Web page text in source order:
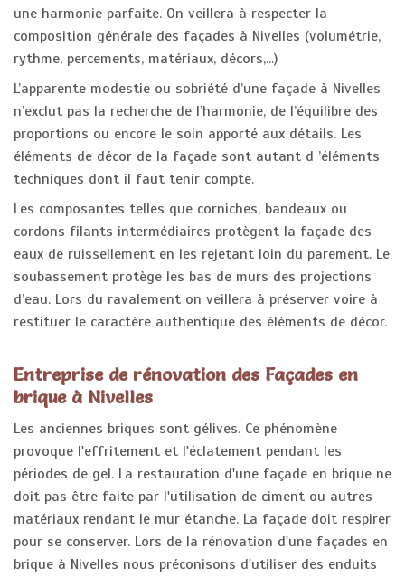
une harmonie parfaite. On veillera à respecter la
composition générale des façades à Nivelles (volumétrie,
rythme, percements, matériaux, décors,...)
L’apparente modestie ou sobriété d’une façade à Nivelles
n’exclut pas la recherche de l’harmonie, de l’équilibre des
proportions ou encore le soin apporté aux détails. Les
éléments de décor de la façade sont autant d ’éléments
techniques dont il faut tenir compte.
Les composantes telles que corniches, bandeaux ou
cordons filants intermédiaires protègent la façade des
eaux de ruissellement en les rejetant loin du parement. Le
soubassement protège les bas de murs des projections
d’eau. Lors du ravalement on veillera à préserver voire à
restituer le caractère authentique des éléments de décor.
Entreprise de rénovation des Façades en
brique à Nivelles
Les anciennes briques sont gélives. Ce phénomène
provoque l'effritement et l'éclatement pendant les
périodes de gel. La restauration d'une façade en brique ne
doit pas être faite par l'utilisation de ciment ou autres
matériaux rendant le mur étanche. La façade doit respirer
pour se conserver. Lors de la rénovation d'une façades en
brique à Nivelles nous préconisons d'utiliser des enduits